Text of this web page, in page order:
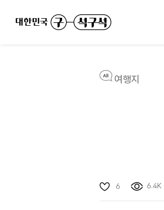
여행지
6 6.4K